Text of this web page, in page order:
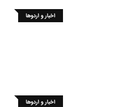
اخبار و اردوها
اخبار و اردوها